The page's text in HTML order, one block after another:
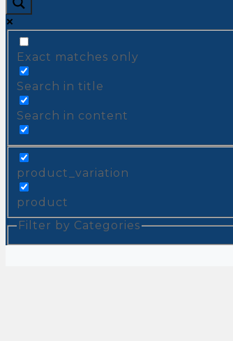
Exact matches only
Search in title
Search in content
product_variation
product
Filter by Categories